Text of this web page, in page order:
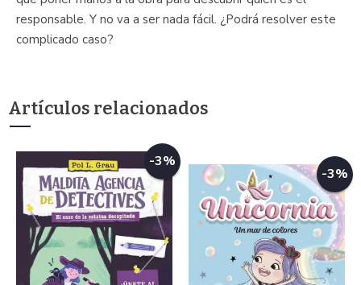
responsable. Y no va a ser nada fácil. ¿Podrá resolver este
complicado caso?
Artículos relacionados
-3%
-3%